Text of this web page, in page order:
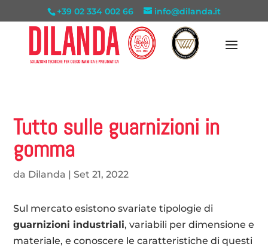
+39 02 334 002 66 info@dilanda.it
Tutto sulle guarnizioni in
gomma
da Dilanda |Set 21, 2022
Sul mercato esistono svariate tipologie di
guarnizioni industriali, variabili per dimensione e
materiale, e conoscere le caratteristiche di questi